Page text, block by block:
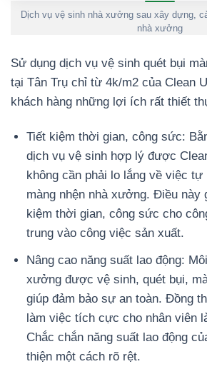
Dịch vụ vệ sinh nhà xưởng sau xây dựng,
nhà xưởng
Sử dụng dịch vụ vệ sinh quét bụi
tại Tân Trụ chỉ từ 4k/m2 của Clean
khách hàng những lợi ích rất thiết
Tiết kiệm thời gian, công sức:
dịch vụ vệ sinh hợp lý được
không cần phải lo lắng về việc
màng nhện nhà xưởng. Điều này
kiệm thời gian, công sức cho
trung vào công việc sản xuất.
Nâng cao năng suất lao động:
xưởng được vệ sinh, quét bụi,
giúp đảm bảo sự an toàn. Đồng
làm việc tích cực cho nhân viên
Chắc chắn năng suất lao động
thiện một cách rõ rệt.